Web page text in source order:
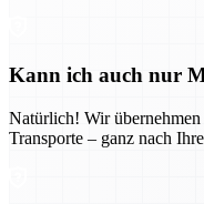
Kann ich auch nur
Natürlich! Wir
Transporte – ganz nach